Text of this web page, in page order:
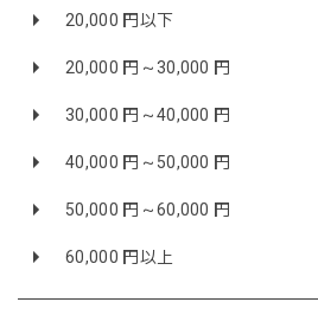
20,000 円以下
20,000 円～30,000 円
30,000 円～40,000 円
40,000 円～50,000 円
50,000 円～60,000 円
60,000 円以上